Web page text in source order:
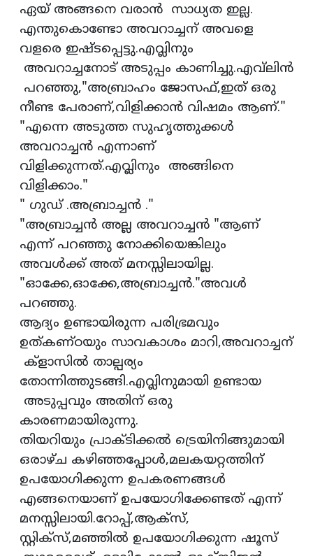
ഏയ് അങ്ങനെ വരാൻ സാധ്യത ഇല്ല.
എന്തുകൊണ്ടോ അവറാച്ചന് അവളെ
വളരെ ഇഷ്ടപ്പെട്ടു.എവ്ലിനും
അവറാച്ചനോട് അടുപ്പം കാണിച്ചു.എവ്‌ലിൻ
പറഞ്ഞു,"അബ്രാഹം ജോസഫ്,ഇത് ഒരു
നീണ്ട പേരാണ്,വിളിക്കാൻ വിഷമം ആണ്."
"എന്നെ അടുത്ത സുഹൃത്തുക്കൾ
അവറാച്ചൻ എന്നാണ്
വിളിക്കുന്നത്.എവ്ലിനും അങ്ങിനെ
വിളിക്കാം."
" ഗുഡ് .അബ്രാച്ചൻ ."
"അബ്രാച്ചൻ അല്ല അവറാച്ചൻ "ആണ്
എന്ന് പറഞ്ഞു നോക്കിയെങ്കിലും
അവൾക്ക് അത് മനസ്സിലായില്ല.
"ഓക്കേ,ഓക്കേ,അബ്രാച്ചൻ."അവൾ
പറഞ്ഞു.
ആദ്യം ഉണ്ടായിരുന്ന പരിഭ്രമവും
ഉത്കണ്ഠയും സാവകാശം മാറി,അവറാച്ചന്
ക്‌ളാസിൽ താല്പര്യം
തോന്നിത്തുടങ്ങി.എവ്ലിനുമായി ഉണ്ടായ
അടുപ്പവും അതിന് ഒരു
കാരണമായിരുന്നു.
തിയറിയും പ്രാക്ടിക്കൽ ട്രെയിനിങ്ങുമായി
ഒരാഴ്ച കഴിഞ്ഞപ്പോൾ,മലകയറ്റത്തിന്
ഉപയോഗിക്കുന്ന ഉപകരണങ്ങൾ
എങ്ങനെയാണ് ഉപയോഗിക്കേണ്ടത് എന്ന്
മനസ്സിലായി.റോപ്പ്,ആക്സ്,
സ്റ്റിക്‌സ്,മഞ്ഞിൽ ഉപയോഗിക്കുന്ന ഷൂസ്